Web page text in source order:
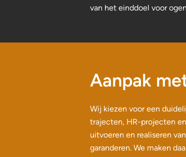
van het einddoel voor
Aanpak
Wij kiezen voor een
trajecten, HR-projecten
uitvoeren en realiseren
garanderen. We maken